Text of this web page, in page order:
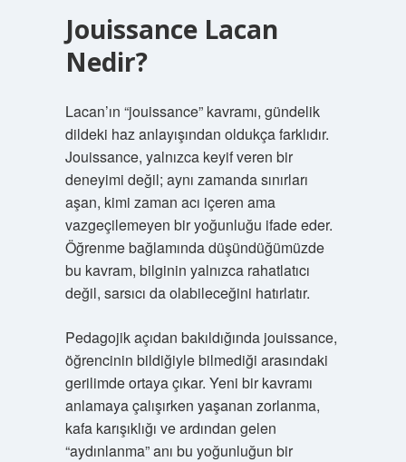
Jouissance Lacan
Nedir?
Lacan’ın “jouissance” kavramı, gündelik
dildeki haz anlayışından oldukça farklıdır.
Jouissance, yalnızca keyif veren bir
deneyimi değil; aynı zamanda sınırları
aşan, kimi zaman acı içeren ama
vazgeçilemeyen bir yoğunluğu ifade eder.
Öğrenme bağlamında düşündüğümüzde
bu kavram, bilginin yalnızca rahatlatıcı
değil, sarsıcı da olabileceğini hatırlatır.
Pedagojik açıdan bakıldığında jouissance,
öğrencinin bildiğiyle bilmediği arasındaki
gerilimde ortaya çıkar. Yeni bir kavramı
anlamaya çalışırken yaşanan zorlanma,
kafa karışıklığı ve ardından gelen
“aydınlanma” anı bu yoğunluğun bir